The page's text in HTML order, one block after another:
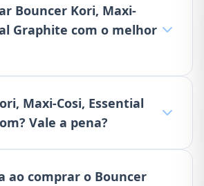
Bouncer Kori, Maxi-
Graphite com o melhor
Maxi-Cosi, Essential
Vale a pena?
ao comprar o Bouncer